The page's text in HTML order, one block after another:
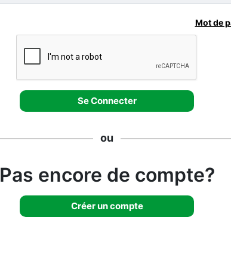
Mot de
ou
Pas encore de compte?
Créer un compte